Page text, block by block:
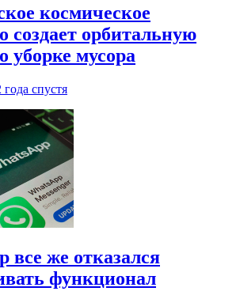
космическое
создает орбитальную
уборке мусора
года спустя
все же отказался
функционал